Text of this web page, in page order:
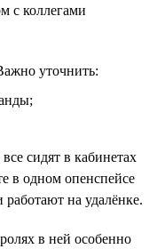
с коллегами
уточнить:
сидят в кабинетах
в одном опенспейсе
на удалёнке.
в ней особенно